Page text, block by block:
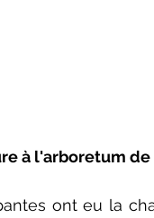
à l'arboretum de
ont eu la